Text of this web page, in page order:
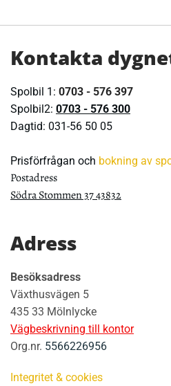
Kontakta
Spolbil 1: 0703 - 576 397
Spolbil2: 0703 - 576 300
Dagtid: 031-56 50 05
Prisförfrågan och bokning av
Postadress
Södra Stommen 37 43832
Adress
Besöksadress
Växthusvägen 5
435 33 Mölnlycke
Vägbeskrivning till kontor
Org.nr. 5566226956
Integritet & cookies